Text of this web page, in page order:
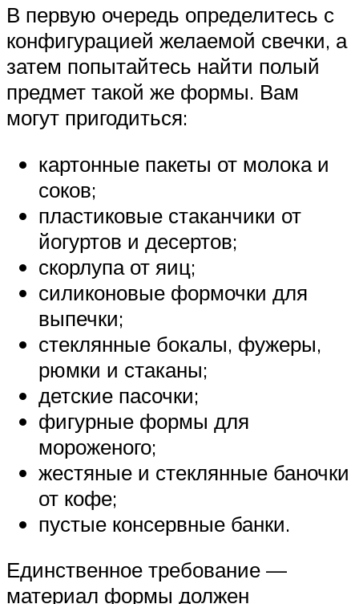
В первую очередь определитесь с
конфигурацией желаемой свечки, а
затем попытайтесь найти полый
предмет такой же формы. Вам
могут пригодиться:
картонные пакеты от молока и
соков;
пластиковые стаканчики от
йогуртов и десертов;
скорлупа от яиц;
силиконовые формочки для
выпечки;
стеклянные бокалы, фужеры,
рюмки и стаканы;
детские пасочки;
фигурные формы для
мороженого;
жестяные и стеклянные баночки
от кофе;
пустые консервные банки.
Единственное требование —
материал формы должен